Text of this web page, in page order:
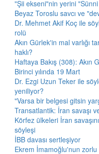
"Şii ekseni"nin yerini
Beyaz Toroslu savcı ve
Dr. Mehmet Akif Koç ile
rolü
Akın Gürlek'in mal varlığı
haklı?
Haftaya Bakış (308): Akın
Birinci yılında 19 Mart
Dr. Ezgi Uzun Teker ile
yeniliyor?
"Varsa bir belgesi gitsin
Transatlantik: İran savaşı
Körfez ülkeleri İran
söyleşi
İBB davası sertleşiyor
Ekrem İmamoğlu'nun zorlu